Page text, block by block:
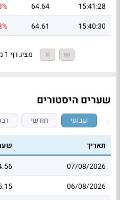
15:41:28
64.64
15:40:30
64.61
מציג דף 1 מתוך 15
שערים היסטורים
שבועי חודשי
תאריך
07/08/2026
06/08/2026